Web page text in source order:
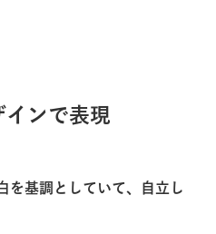
インで表現
を基調としていて、自立し